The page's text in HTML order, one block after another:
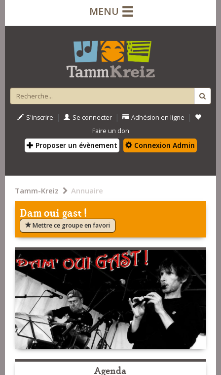
MENU
S'inscrire | Se connecter | Adhésion en ligne |
Faire un don
Proposer un évènement Connexion Admin
Tamm-Kreiz Annuaire
Dam oui gast !
Mettre ce groupe en favori
Agenda